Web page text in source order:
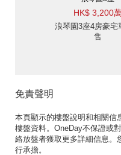
HK$ 3,200
浪琴園3座4房豪宅
售
免責聲明
本頁顯示的樓盤說明和相關信
樓盤資料。OneDay不保證或
絡放盤者獲取更多詳細信息。
行承擔。